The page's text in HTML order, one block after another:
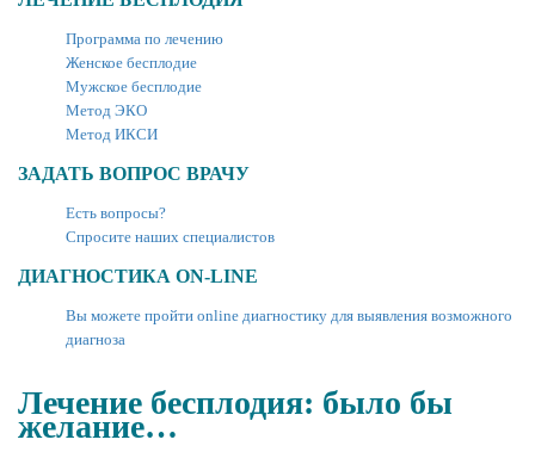
Программа по лечению
Женское бесплодие
Мужское бесплодие
Метод ЭКО
Метод ИКСИ
ЗАДАТЬ ВОПРОС ВРАЧУ
Есть вопросы?
Спросите наших специалистов
ДИАГНОСТИКА ON-LINE
Вы можете пройти online диагностику для выявления возможного
диагноза
Лечение бесплодия: было бы
желание…